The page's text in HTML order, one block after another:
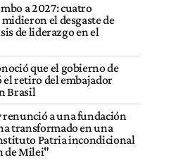
a 2027: cuatro
el desgaste de
de liderazgo en el
que el gobierno de
retiro del embajador
Brasil
renunció a una fundación
transformado en una
Patria incondicional
de Milei"